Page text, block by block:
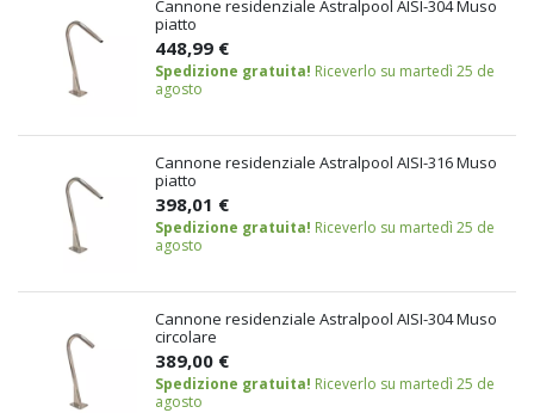
Cannone residenziale Astralpool AISI-304 Muso
piatto
448,99 €
Spedizione gratuita! Riceverlo su martedì 25 de
agosto
Cannone residenziale Astralpool AISI-316 Muso
piatto
398,01 €
Spedizione gratuita! Riceverlo su martedì 25 de
agosto
Cannone residenziale Astralpool AISI-304 Muso
circolare
389,00 €
Spedizione gratuita! Riceverlo su martedì 25 de
agosto